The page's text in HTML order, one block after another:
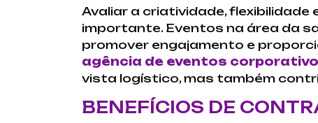
Avaliar a criatividade,
importante. Eventos na área da
promover engajamento e
agência de eventos
vista logístico, mas também
BENEFÍCIOS DE